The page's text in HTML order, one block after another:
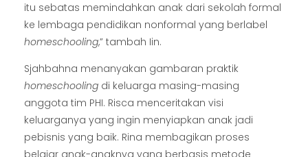
itu sebatas memindahkan anak dari sekolah formal
ke lembaga pendidikan nonformal yang berlabel
homeschooling,” tambah Iin.
Sjahbahna menanyakan gambaran praktik
homeschooling di keluarga masing-masing
anggota tim PHI. Risca menceritakan visi
keluarganya yang ingin menyiapkan anak jadi
pebisnis yang baik. Rina membagikan proses